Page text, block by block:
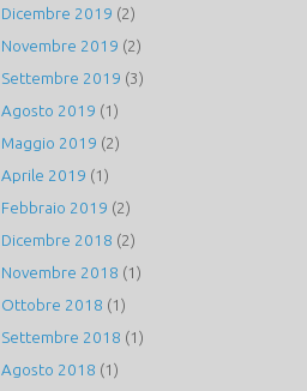
Dicembre 2019 (2)
Novembre 2019 (2)
Settembre 2019 (3)
Agosto 2019 (1)
Maggio 2019 (2)
Aprile 2019 (1)
Febbraio 2019 (2)
Dicembre 2018 (2)
Novembre 2018 (1)
Ottobre 2018 (1)
Settembre 2018 (1)
Agosto 2018 (1)